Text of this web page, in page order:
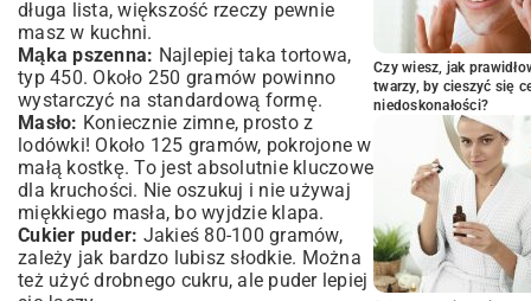
długa lista, większość rzeczy pewnie
masz w kuchni.
Mąka pszenna: Najlepiej taka tortowa,
typ 450. Około 250 gramów powinno
wystarczyć na standardową formę.
Masło: Koniecznie zimne, prosto z
lodówki! Około 125 gramów, pokrojone w
małą kostkę. To jest absolutnie kluczowe
dla kruchości. Nie oszukuj i nie używaj
miękkiego masła, bo wyjdzie klapa.
Cukier puder: Jakieś 80-100 gramów,
zależy jak bardzo lubisz słodkie. Można
też użyć drobnego cukru, ale puder lepiej
Czy wiesz, jak
twarzy, by cieszyć się
niedoskonałości?